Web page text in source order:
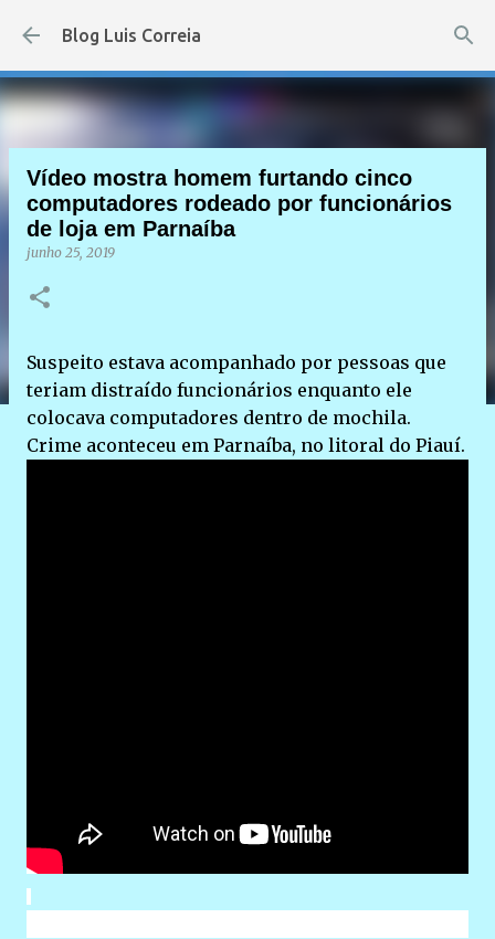
Pular para o conteúdo principal
Blog Luis Correia
Vídeo mostra homem furtando cinco
computadores rodeado por funcionários
de loja em Parnaíba
junho 25, 2019
Suspeito estava acompanhado por pessoas que
teriam distraído funcionários enquanto ele
colocava computadores dentro de mochila.
Crime aconteceu em Parnaíba, no litoral do Piauí.